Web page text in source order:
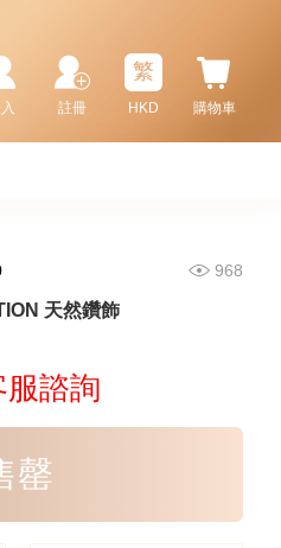
購物車
繁
HKD
註冊
968
天然鑽飾
諮詢
罄
JCOLLECTION
W/DIAMOND 17
2.14 GM